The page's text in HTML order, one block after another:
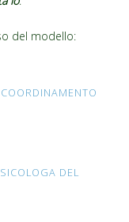
del modello:
DEL